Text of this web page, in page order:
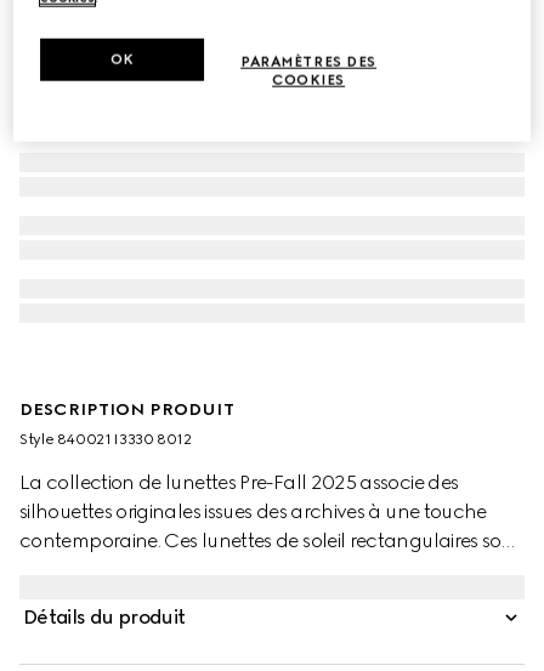
DESCRIPTION PRODUIT
Style ‎840021 I3330 8012
La collection de lunettes Pre-Fall 2025 associe des
silhouettes originales issues des archives à une touche
contemporaine. Ces lunettes de soleil rectangulaires sont
Détails du produit
PARAMÈTRES DES
COOKIES
OK